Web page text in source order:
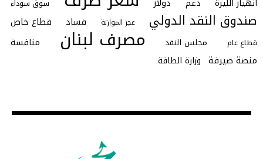
انهيار الليرة دعم دولار سوق سوداء
صندوق النقد الدولي عجز الموازنة فساد قطاع خاص
قطاع عام مجلس النقد مصرف لبنان
منافسة
منصة صيرفة وزارة الطاقة